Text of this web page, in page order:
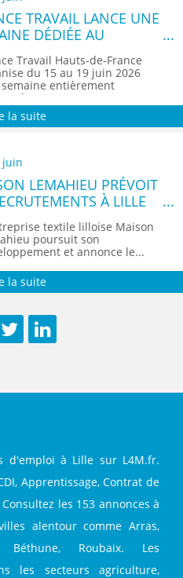
d'emploi à Lille sur L4M.fr.
Apprentissage, Contrat de
les 153 annonces à
alentour comme Arras,
Béthune, Roubaix. Les
les secteurs agriculture,
TRAVAIL LANCE UNE
DÉDIÉE AU
ET À LA
DANS LES
DE-FRANCE
Travail Hauts-de-France
du 15 au 19 juin 2026
entièrement
la suite
juin
LEMAHIEU PRÉVOIT
À LILLE
textile lilloise Maison
poursuit son
et annonce le...
la suite